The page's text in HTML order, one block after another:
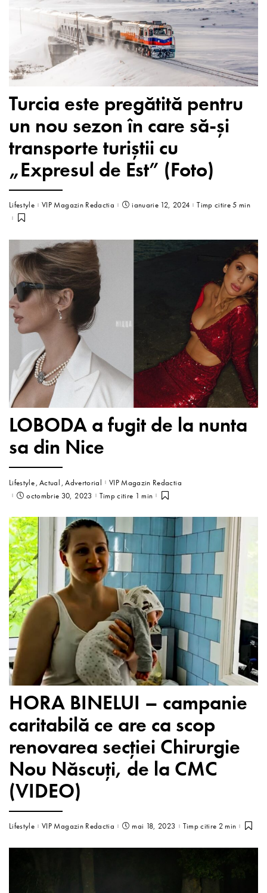
Turcia este pregătită pentru
un nou sezon în care să-și
transporte turiștii cu
„Expresul de Est” (Foto)
Lifestyle VIP Magazin Redactia ianuarie 12, 2024 Timp citire 5 min
LOBODA a fugit de la nunta
sa din Nice
Lifestyle Actual Advertorial
VIP Magazin Redactia
octombrie 30, 2023
Timp citire 1 min
HORA BINELUI – campanie
caritabilă ce are ca scop
renovarea secției Chirurgie
Nou Născuți, de la CMC
(VIDEO)
Lifestyle VIP Magazin Redactia mai 18, 2023 Timp citire 2 min